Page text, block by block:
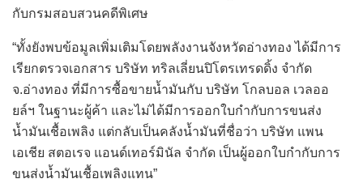
กับกรมสอบสวนคดีพิเศษ
“ทั้งยังพบข้อมูลเพิ่มเติมโดยพลังงานจังหวัดอ่างทอง ได้มีการ
เรียกตรวจเอกสาร บริษัท ทริลเลี่ยนปิโตรเทรดดิ้ง จำกัด
จ.อ่างทอง ที่มีการซื้อขายน้ำมันกับ บริษัท โกลบอล เวลออ
ยล์ฯ ในฐานะผู้ค้า และไม่ได้มีการออกใบกำกับการขนส่ง
น้ำมันเชื้อเพลิง แต่กลับเป็นคลังน้ำมันที่ชื่อว่า บริษัท แพน
เอเชีย สตอเรจ แอนด์เทอร์มินัล จำกัด เป็นผู้ออกใบกำกับการ
ขนส่งน้ำมันเชื้อเพลิงแทน”